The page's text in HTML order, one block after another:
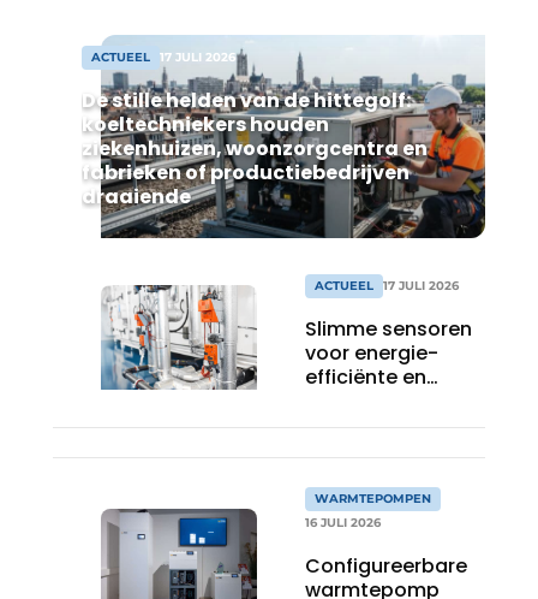
ACTUEEL 17 JULI 2026
De stille helden van de hittegolf:
koeltechniekers houden
ziekenhuizen, woonzorgcentra en
fabrieken of productiebedrijven
draaiende
ACTUEEL 17 JULI 2026
Slimme sensoren
voor energie-
efficiënte en
gebouwen
WARMTEPOMPEN
16 JULI 2026
Configureerbare
warmtepomp